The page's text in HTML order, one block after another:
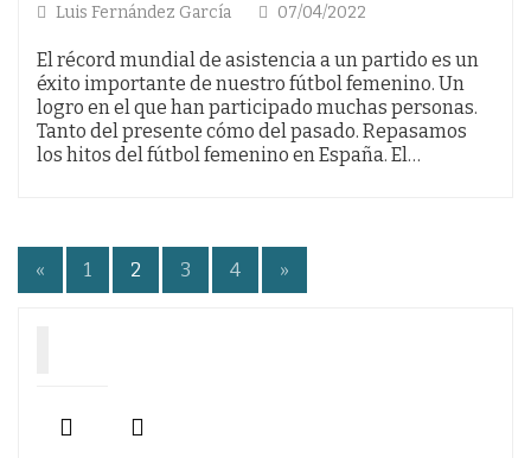
Luis Fernández García 07/04/2022
El récord mundial de asistencia a un partido es un
éxito importante de nuestro fútbol femenino. Un
logro en el que han participado muchas personas.
Tanto del presente cómo del pasado. Repasamos
los hitos del fútbol femenino en España. El…
Paginación
« 1 2 3 4 »